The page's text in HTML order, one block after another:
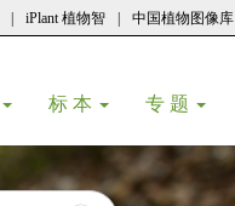
iPlant 植物智 中国植物图像库
标 本 专 题